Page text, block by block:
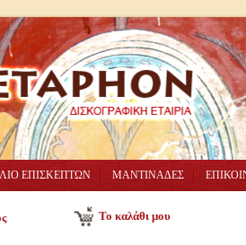
ΕΠΙΣΚΕΠΤΩΝ ΜΑΝΤΙΝΑΔΕΣ
Το καλάθι μου